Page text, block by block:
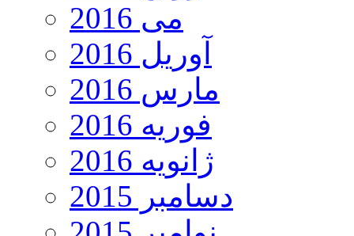
می 2016
آوریل 2016
مارس 2016
فوریه 2016
ژانویه 2016
دسامبر 2015